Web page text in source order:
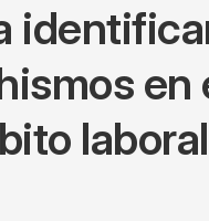
en
laboral